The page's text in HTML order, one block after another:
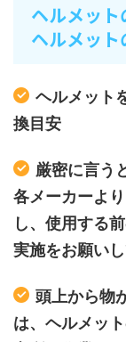
ヘルメッ
ヘルメッ
ヘルメット
換目安
厳密に言う
各メーカーよ
し、使用する
実施をお願い
頭上から物
は、ヘルメッ